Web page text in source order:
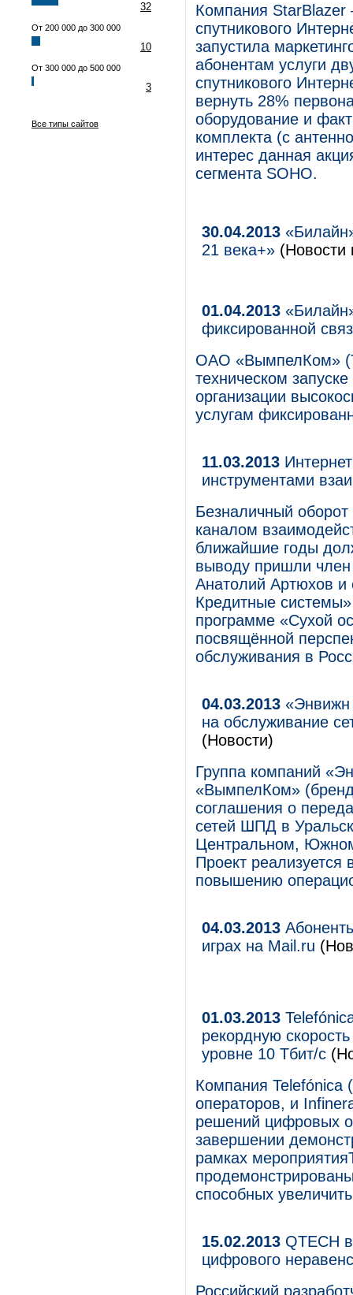
32
От 200 000 до 300 000
10
От 300 000 до 500 000
3
Все типы сайтов
Компания StarBlazer
спутникового
запустила
абонентам услуги
спутникового
вернуть 28%
оборудование и
комплекта (с
интерес данная
сегмента SOHO.
30.04.2013
21 века+» (Новости
01.04.2013
фиксированной
ОАО «ВымпелКом»
техническом
организации
услугам
11.03.2013
инструментами
Безналичный
каналом
ближайшие годы
выводу пришли член
Анатолий Артюхов и
Кредитные
программе «Сухой
посвящённой
обслуживания в
04.03.2013 «Энвижн
на обслуживание
(Новости)
Группа компаний
«ВымпелКом»
соглашения о
сетей ШПД в
Центральном,
Проект реализуется
повышению
04.03.2013
играх на Mail.ru
01.03.2013
рекордную
уровне 10 Тбит/c
Компания Telefónica
операторов, и
решений цифровых
завершении
рамках
способных
15.02.2013 QTECH
цифрового
Российский